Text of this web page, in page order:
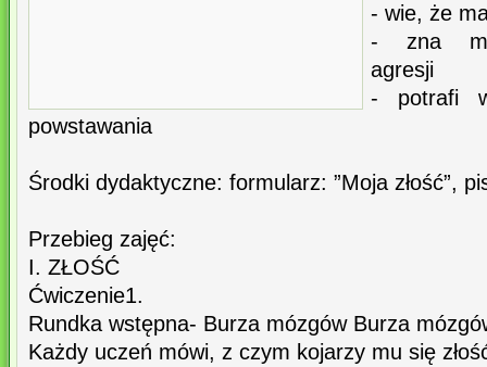
- wie, że
- zna
agresji
- potrafi
powstawania
Środki dydaktyczne: formularz: ”Moja złość”,
Przebieg zajęć:
I. ZŁOŚĆ
Ćwiczenie1.
Rundka wstępna- Burza mózgów Burza
Każdy uczeń mówi, z czym kojarzy mu się